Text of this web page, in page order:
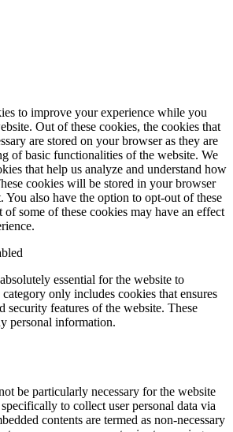
to improve your experience while you
Out of these cookies, the cookies that
are stored on your browser as they are
of basic functionalities of the website. We
that help us analyze and understand how
cookies will be stored in your browser
also have the option to opt-out of these
some of these cookies may have an effect
essential for the website to
only includes cookies that ensures
security features of the website. These
personal information.
be particularly necessary for the website
to collect user personal data via
contents are termed as non-necessary